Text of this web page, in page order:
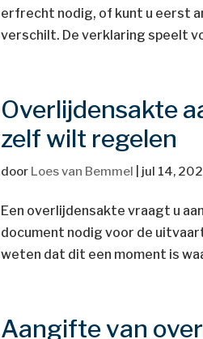
erfrecht nodig, of kunt u eerst
verschilt. De verklaring speelt
Overlijdensakte
zelf wilt regelen
door Loes van Bemmel jul 14,
Een overlijdensakte vraagt u
document nodig voor de
weten dat dit een moment is
Aangifte van